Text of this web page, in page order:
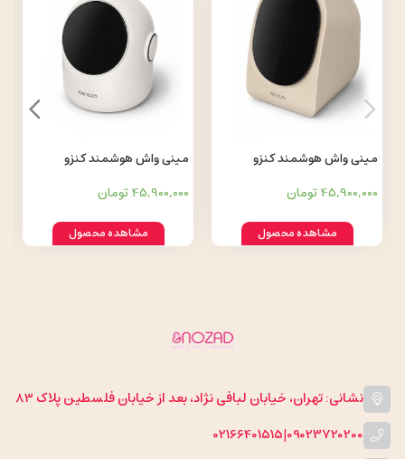
مینی واش هوشمند کنزو
45,900,000 تومان
مشاهده محصول
مینی واش هوشمند کنزو
45,900,000 تومان
مشاهده محصول
نشانی: تهران، خیابان لبافی نژاد، بعد از خیابان فلسطین پلاک 83
09023720200
|
02166401515